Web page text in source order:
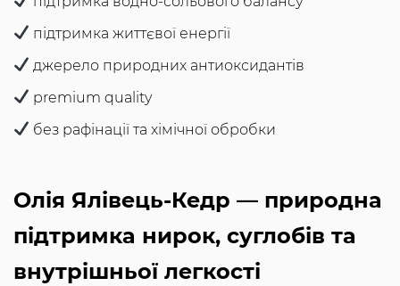
підтримка життєвої енергії
джерело природних антиоксидантів
premium quality
без рафінації та хімічної обробки
Олія Ялівець-Кедр — природна
підтримка нирок, суглобів та
внутрішньої легкості